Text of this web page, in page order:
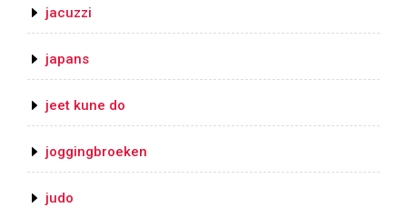
jacuzzi
japans
jeet kune do
joggingbroeken
judo